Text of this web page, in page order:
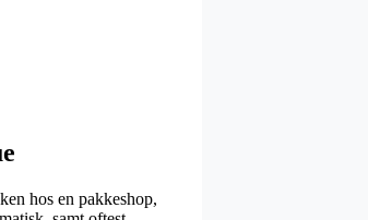
hos en pakkeshop,